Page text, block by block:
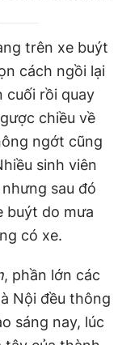
trên xe buýt
cách ngồi lại
cuối rồi quay
chiều về
ngớt cũng
sinh viên
sau đó
buýt do mưa
có xe.
, phần lớn các
Nội đều thông
sáng nay, lúc